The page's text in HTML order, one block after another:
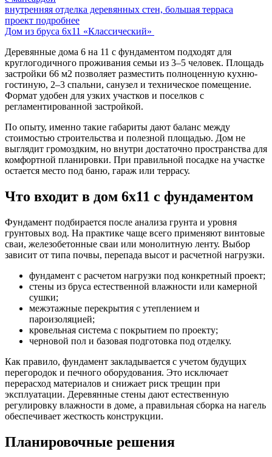
внутренняя отделка деревянных стен, большая терраса
проект подробнее
Дом из бруса 6х11 «Классический»
Деревянные дома 6 на 11 с фундаментом подходят для
круглогодичного проживания семьи из 3–5 человек. Площадь
застройки 66 м2 позволяет разместить полноценную кухню-
гостиную, 2–3 спальни, санузел и техническое помещение.
Формат удобен для узких участков и поселков с
регламентированной застройкой.
По опыту, именно такие габариты дают баланс между
стоимостью строительства и полезной площадью. Дом не
выглядит громоздким, но внутри достаточно пространства для
комфортной планировки. При правильной посадке на участке
остается место под баню, гараж или террасу.
Что входит в дом 6х11 с фундаментом
Фундамент подбирается после анализа грунта и уровня
грунтовых вод. На практике чаще всего применяют винтовые
сваи, железобетонные сваи или монолитную ленту. Выбор
зависит от типа почвы, перепада высот и расчетной нагрузки.
фундамент с расчетом нагрузки под конкретный проект;
стены из бруса естественной влажности или камерной
сушки;
межэтажные перекрытия с утеплением и
пароизоляцией;
кровельная система с покрытием по проекту;
черновой пол и базовая подготовка под отделку.
Как правило, фундамент закладывается с учетом будущих
перегородок и печного оборудования. Это исключает
перерасход материалов и снижает риск трещин при
эксплуатации. Деревянные стены дают естественную
регулировку влажности в доме, а правильная сборка на нагель
обеспечивает жесткость конструкции.
Планировочные решения